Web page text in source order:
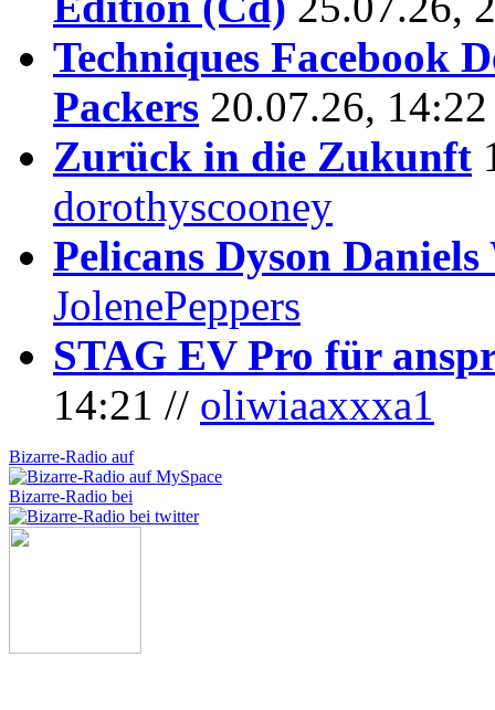
Techniques Facebook
Packers 20.07.26,
Zurück in die Zukunft
dorothyscooney
Pelicans Dyson
JolenePeppers
STAG EV Pro für
14:21 // oliwiaaxxxa1
Bizarre-Radio auf
Bizarre-Radio bei